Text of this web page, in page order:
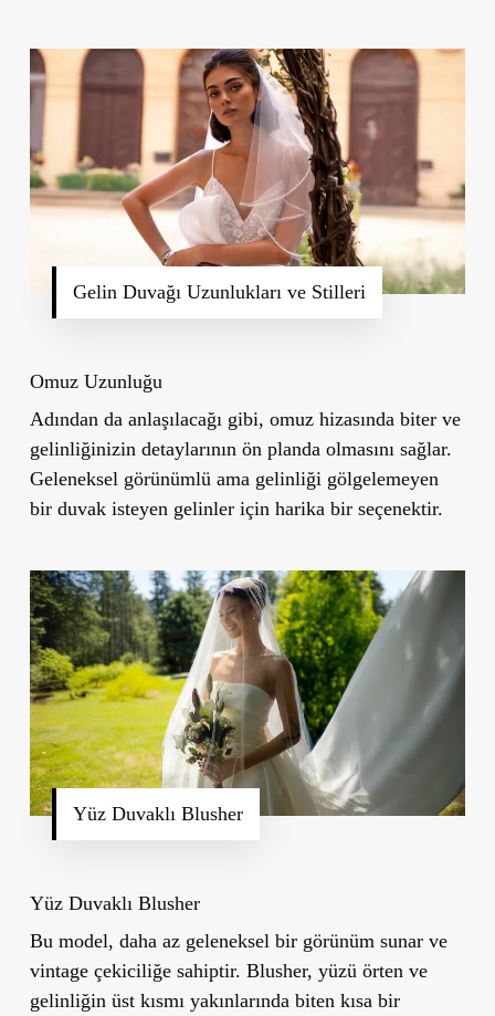
Gelin Duvağı Uzunlukları ve Stilleri
Omuz Uzunluğu
Adından da anlaşılacağı gibi, omuz hizasında biter ve
gelinliğinizin detaylarının ön planda olmasını sağlar.
Geleneksel görünümlü ama gelinliği gölgelemeyen
bir duvak isteyen gelinler için harika bir seçenektir.
Yüz Duvaklı Blusher
Yüz Duvaklı Blusher
Bu model, daha az geleneksel bir görünüm sunar ve
vintage çekiciliğe sahiptir. Blusher, yüzü örten ve
gelinliğin üst kısmı yakınlarında biten kısa bir